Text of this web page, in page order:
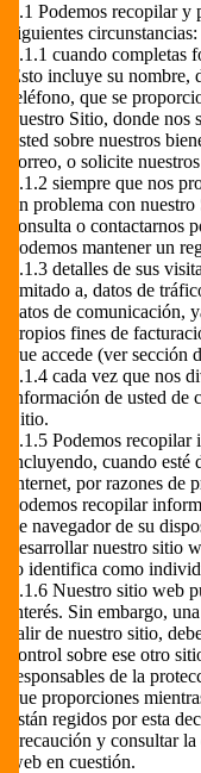
2.1 Podemos recopilar y
siguientes circunstancias:
2.1.1 cuando
Esto incluye su
teléfono, que se
nuestro Sitio, donde
usted sobre nuestros
correo, o solicite
2.1.2 siempre que nos
un problema con
consulta o contactarnos
podemos mantener un
2.1.3 detalles de sus
limitado a, datos de
datos de comunicación,
propios fines de
que accede (ver
2.1.4 cada vez que nos
información de usted de
Sitio.
2.1.5 Podemos
incluyendo, cuando
Internet, por razones de
podemos recopilar
de navegador de su
desarrollar nuestro sitio
lo identifica como
2.1.6 Nuestro sitio web
interés. Sin embargo,
salir de nuestro sitio,
control sobre ese otro
responsables de la
que proporciones
están regidos por esta
precaución y consultar
web en cuestión.